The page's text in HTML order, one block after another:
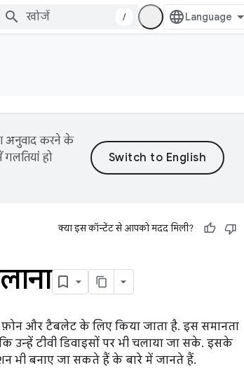
/
अनुवाद करने के
हो
क्या इस कॉन्टेंट से आपको मदद मिली?
और टैबलेट के लिए किया जाता है. इस समानता
टीवी डिवाइसों पर भी चलाया जा सके. इसके
भी बनाए जा सकते हैं के बारे में जानते हैं.